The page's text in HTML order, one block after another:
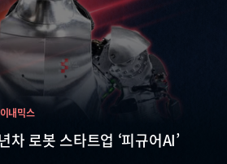
차 로봇 스타트업 ‘피규어AI’
내믹스